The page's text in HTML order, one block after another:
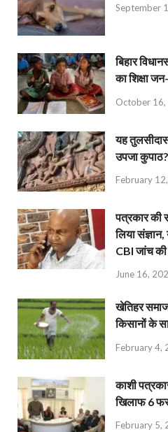
September
बिहार
का शिक्षा
October
यह
उपजा कुपाठ?
February
पत्रकार की
लिया
CBI जांच की
June 16,
खेतिहर
किसानों के
February 4,
काशी
खिलाफ 6
February 5,